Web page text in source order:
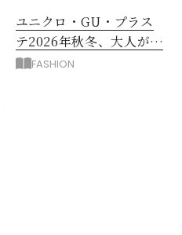
ユニクロ・GU・プラス
テ2026年秋冬、大人が着
たい新作服は？
FASHION